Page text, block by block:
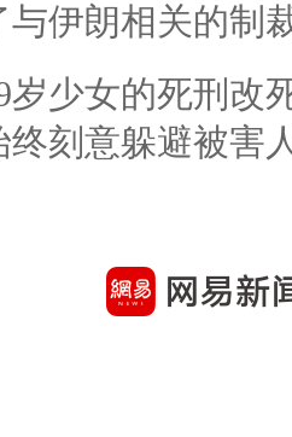
与伊朗相关的制
岁少女的死刑改
终刻意躲避被害